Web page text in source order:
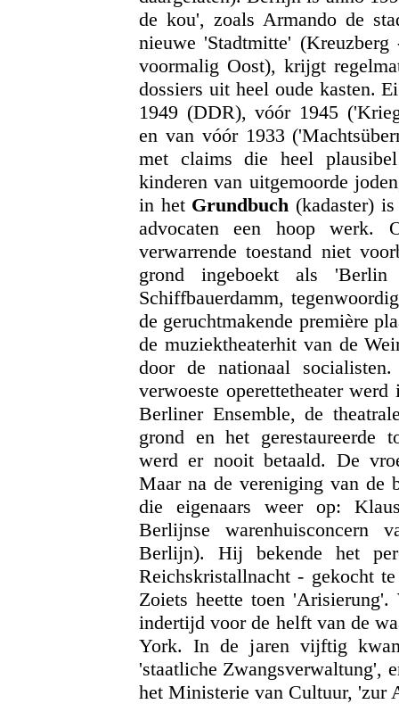
de kou', zoals Armando de
nieuwe 'Stadtmitte'
voormalig Oost), krijgt
dossiers uit heel oude kasten.
1949 (DDR), vóór 1945
en van vóór 1933
met claims die heel
kinderen van uitgemoorde
in het Grundbuch (kadaster)
advocaten een hoop werk.
verwarrende toestand niet
grond ingeboekt als
Schiffbauerdamm,
de geruchtmakende première
de muziektheaterhit van de
door de nationaal
verwoeste operettetheater
Berliner Ensemble, de
grond en het gerestaureerde
werd er nooit betaald. De
Maar na de vereniging van de
die eigenaars weer op:
Berlijnse warenhuisconcern
Berlijn). Hij bekende het
Reichskristallnacht - gekocht
Zoiets heette toen
indertijd voor de helft van de
York. In de jaren vijftig
'staatliche Zwangsverwaltung',
het Ministerie van Cultuur, 'zur